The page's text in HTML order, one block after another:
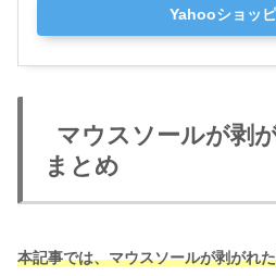
Yahooショッ
マウスソールが剥
まとめ
本記事では、マウスソールが剥がれ